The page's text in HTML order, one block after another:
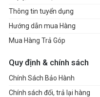
Thông tin tuyển dụng
Hướng dẫn mua Hàng
Mua Hàng Trả Góp
Quy định & chính sách
Chính Sách Bảo Hành
Chính sách đổi, trả lại hàng